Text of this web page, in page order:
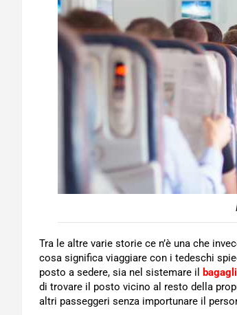
Tra le altre varie storie ce n’è una che
cosa significa viaggiare con i tedeschi
posto a sedere, sia nel sistemare il
di trovare il posto vicino al resto della
altri passeggeri senza importunare il